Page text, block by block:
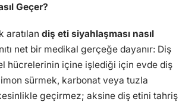
Geçer?
aratılan diş eti siyahlaşması nasıl
net bir medikal gerçeğe dayanır: Diş
hücrelerinin içine işlediği için evde diş
sürmek, karbonat veya tuzla
geçirmez; aksine diş etini tahriş